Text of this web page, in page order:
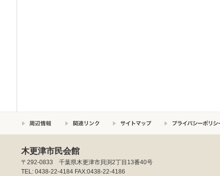
木更津市民会館
〒292-0833 千葉県木更津市貝渕2丁目13番40号
TEL: 0438-22-4184 FAX:0438-22-4186